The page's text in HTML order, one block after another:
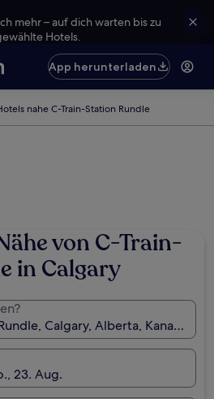
mehr – auf dich warten bis zu
Hotels.
App herunterladen
nahe C-Train-Station Rundle
von C-Train-
in Calgary
Calgary, Alberta, Kanada
23. Aug.